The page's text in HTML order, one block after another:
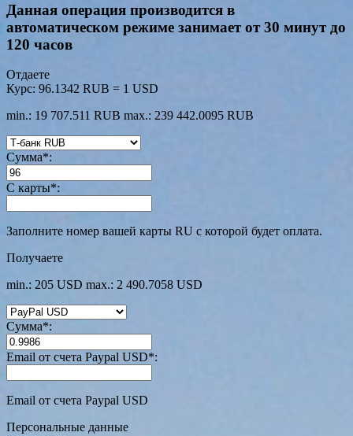
Данная операция производится в
автоматическом режиме занимает от 30 минут до
120 часов
Отдаете
Курс: 96.1342 RUB = 1 USD
min.: 19 707.511 RUB max.: 239 442.0095 RUB
Сумма*:
С карты*:
Заполните номер вашей карты RU с которой будет оплата.
Получаете
min.: 205 USD max.: 2 490.7058 USD
Сумма*:
Email от счета Paypal USD*:
Email от счета Paypal USD
Персональные данные